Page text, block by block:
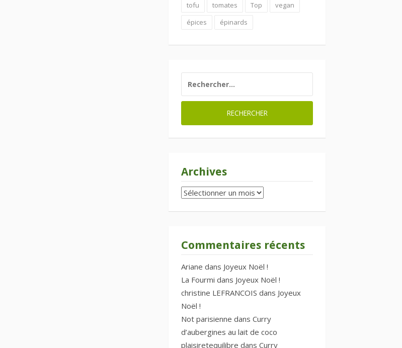
tofu
tomates Top
vegan
épices
épinards
Archives
Archives
Commentaires récents
Ariane dans Joyeux Noël !
La Fourmi dans Joyeux Noël !
christine LEFRANCOIS dans Joyeux
Noël !
Not parisienne dans Curry
d’aubergines au lait de coco
plaisiretequilibre dans Curry